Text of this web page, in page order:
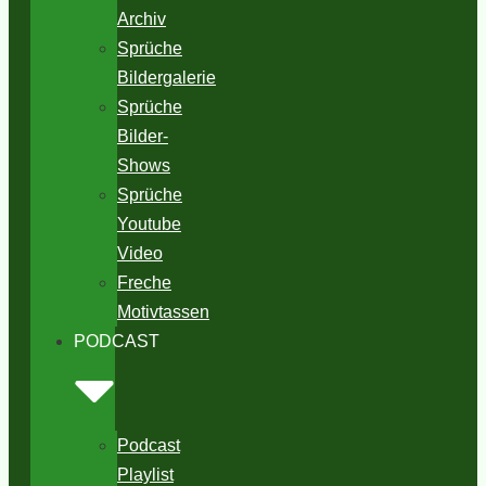
Archiv
Sprüche
Bildergalerie
Sprüche
Bilder-
Shows
Sprüche
Youtube
Video
Freche
Motivtassen
PODCAST
Podcast
Playlist